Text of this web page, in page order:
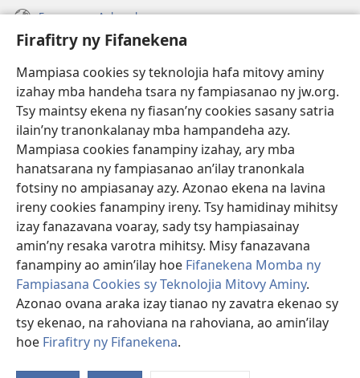
Firafitry ny Fifanekena
Mampiasa cookies sy teknolojia hafa mitovy aminy
izahay mba handeha tsara ny fampiasanao ny jw.org.
Tsy maintsy ekena ny fiasan’ny cookies sasany satria
ilain’ny tranonkalanay mba hampandeha azy.
Mampiasa cookies fanampiny izahay, ary mba
hanatsarana ny fampiasanao an’ilay tranonkala
fotsiny no ampiasanay azy. Azonao ekena na lavina
ireny cookies fanampiny ireny. Tsy hamidinay mihitsy
izay fanazavana voaray, sady tsy hampiasainay
amin’ny resaka varotra mihitsy. Misy fanazavana
fanampiny ao amin’ilay hoe Fifanekena Momba ny
Fampiasana Cookies sy Teknolojia Mitovy Aminy.
Azonao ovana araka izay tianao ny zavatra ekenao sy
tsy ekenao, na rahoviana na rahoviana, ao amin’ilay
hoe Firafitry ny Fifanekena.
Fanazavana Ankapobeny
Fanampiana
Fanomezana
(manokatra
rohy)
FITEHIRIZAM-BOKIN’NY Vavolombelon’i Jehovah
(manokatra
rohy)
JW Hub
(manokatra
rohy)
JW Library
Watchtower Library ®
Copyright© 2026 Watch Tower Bible and Tract Society of Pennsylvania.
FIFANEKENA| FIFANEKENA MOMBA NY TSIAMBARATELO
NY FIFANEKENA